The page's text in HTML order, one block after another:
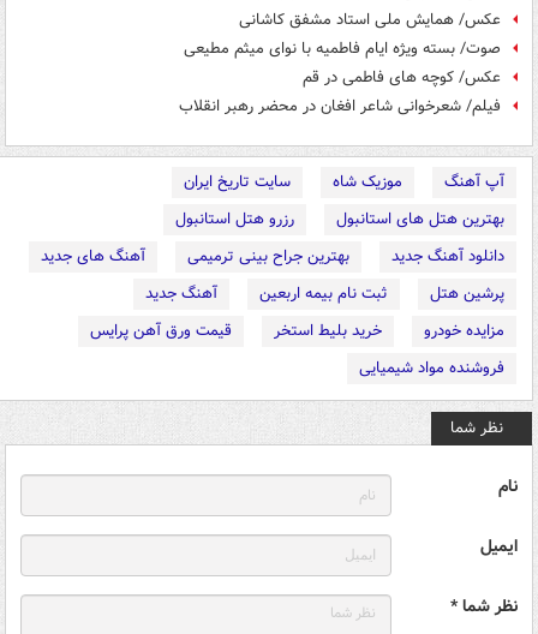
عکس/ همایش ملی استاد مشفق کاشانی
صوت/ بسته ویژه ایام فاطمیه با نوای میثم مطیعی
عکس/ کوچه های فاطمی در قم
فیلم/ شعرخوانی شاعر افغان در محضر رهبر انقلاب
آپ آهنگ موزیک شاه
سایت تاریخ ایران
بهترین هتل های استانبول
رزرو هتل استانبول
دانلود آهنگ جدید
بهترین جراح بینی ترمیمی
آهنگ های جدید
پرشین هتل
ثبت نام بیمه اربعین
آهنگ جدید
مزایده خودرو
خرید بلیط استخر
قیمت ورق آهن پرایس
فروشنده مواد شیمیایی
نظر شما
نام
ایمیل
نظر شما *